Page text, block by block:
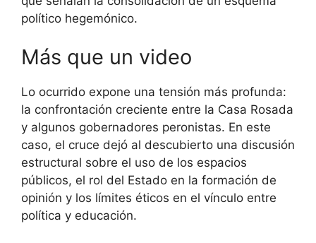
político hegemónico.
Más que un video
Lo ocurrido expone una tensión más profunda:
la confrontación creciente entre la Casa Rosada
y algunos gobernadores peronistas. En este
caso, el cruce dejó al descubierto una discusión
estructural sobre el uso de los espacios
públicos, el rol del Estado en la formación de
opinión y los límites éticos en el vínculo entre
política y educación.